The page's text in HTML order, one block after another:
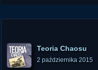
Na świecie pojawia się coraz
Teoria Chaosu
2 października 2015